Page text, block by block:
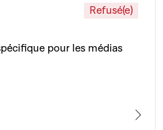
Refusé(e)
pour les médias